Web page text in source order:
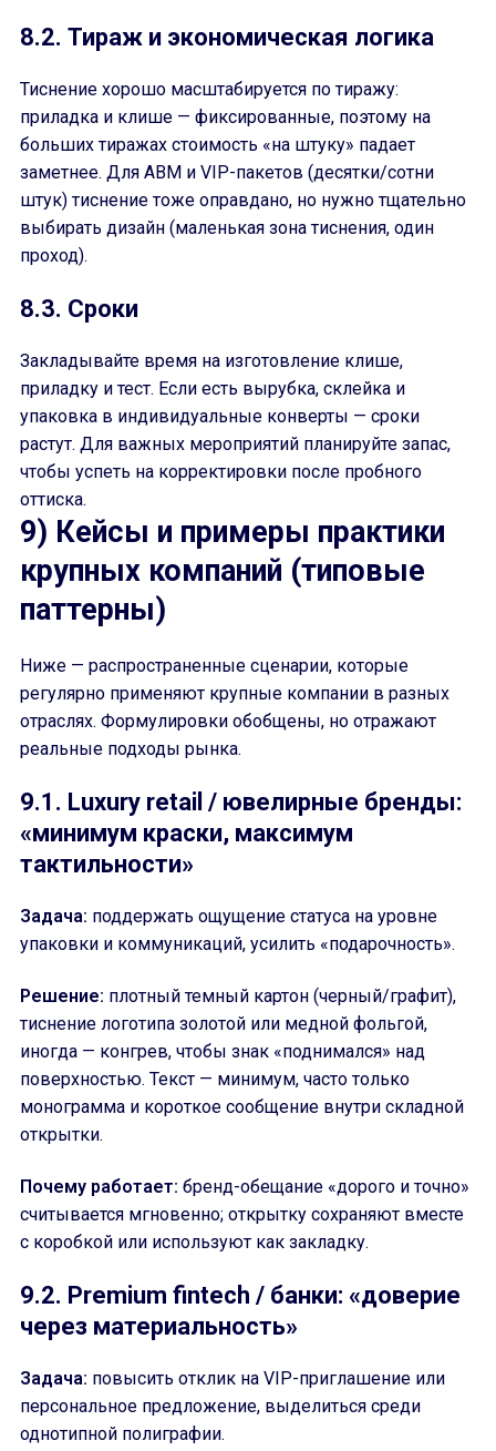
8.2. Тираж и экономическая логика
Тиснение хорошо масштабируется по тиражу:
приладка и клише — фиксированные, поэтому на
больших тиражах стоимость «на штуку» падает
заметнее. Для ABM и VIP-пакетов (десятки/сотни
штук) тиснение тоже оправдано, но нужно тщательно
выбирать дизайн (маленькая зона тиснения, один
проход).
8.3. Сроки
Закладывайте время на изготовление клише,
приладку и тест. Если есть вырубка, склейка и
упаковка в индивидуальные конверты — сроки
растут. Для важных мероприятий планируйте запас,
чтобы успеть на корректировки после пробного
оттиска.
9) Кейсы и примеры практики
крупных компаний (типовые
паттерны)
Ниже — распространенные сценарии, которые
регулярно применяют крупные компании в разных
отраслях. Формулировки обобщены, но отражают
реальные подходы рынка.
9.1. Luxury retail / ювелирные бренды:
«минимум краски, максимум
тактильности»
Задача: поддержать ощущение статуса на уровне
упаковки и коммуникаций, усилить «подарочность».
Решение: плотный темный картон (черный/графит),
тиснение логотипа золотой или медной фольгой,
иногда — конгрев, чтобы знак «поднимался» над
поверхностью. Текст — минимум, часто только
монограмма и короткое сообщение внутри складной
открытки.
Почему работает: бренд-обещание «дорого и точно»
считывается мгновенно; открытку сохраняют вместе
с коробкой или используют как закладку.
9.2. Premium fintech / банки: «доверие
через материальность»
Задача: повысить отклик на VIP-приглашение или
персональное предложение, выделиться среди
однотипной полиграфии.